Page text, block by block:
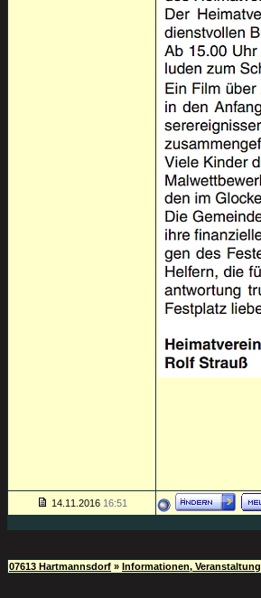
14.11.2016 16:51
07613 Hartmannsdorf » Informationen,